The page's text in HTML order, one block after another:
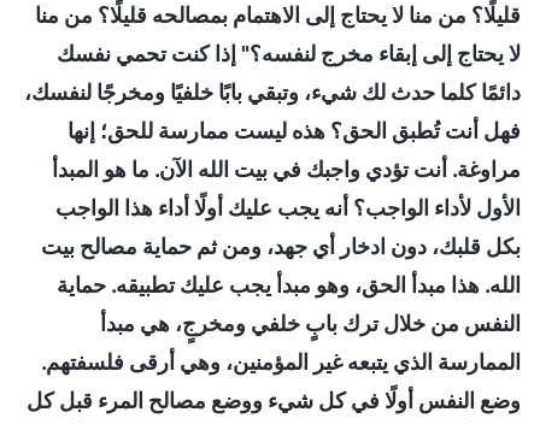
قليلًا؟ من منا لا يحتاج إلى الاهتمام بمصالحه قليلًا؟ من منا
لا يحتاج إلى إبقاء مخرج لنفسه؟" إذا كنت تحمي نفسك
دائمًا كلما حدث لك شيء، وتبقي بابًا خلفيًا ومخرجًا لنفسك،
فهل أنت تُطبق الحق؟ هذه ليست ممارسة للحق؛ إنها
مراوغة. أنت تؤدي واجبك في بيت الله الآن. ما هو المبدأ
الأول لأداء الواجب؟ أنه يجب عليك أولًا أداء هذا الواجب
بكل قلبك، دون ادخار أي جهد، ومن ثم حماية مصالح بيت
الله. هذا مبدأ الحق، وهو مبدأ يجب عليك تطبيقه. حماية
النفس من خلال ترك بابٍ خلفي ومخرجٍ، هي مبدأ
الممارسة الذي يتبعه غير المؤمنين، وهي أرقى فلسفتهم.
وضع النفس أولًا في كل شيء ووضع مصالح المرء قبل كل